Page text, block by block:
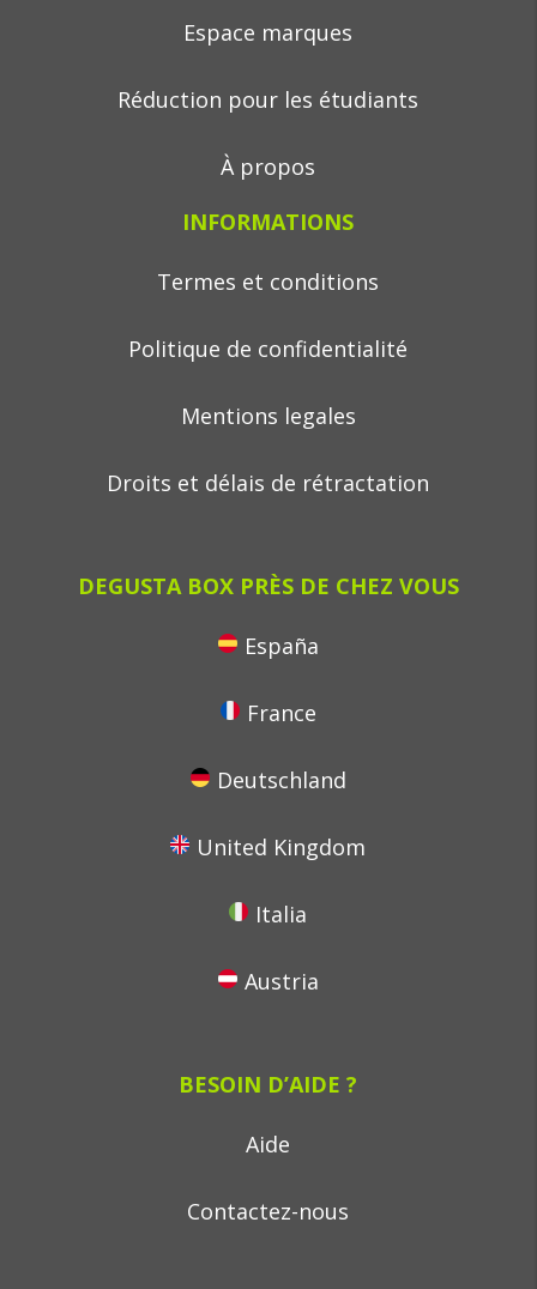
Espace marques
Réduction pour les étudiants
À propos
INFORMATIONS
Termes et conditions
Politique de confidentialité
Mentions legales
Droits et délais de rétractation
DEGUSTA BOX PRÈS DE CHEZ VOUS
España
France
Deutschland
United Kingdom
Italia
Austria
BESOIN D’AIDE ?
Aide
Contactez-nous